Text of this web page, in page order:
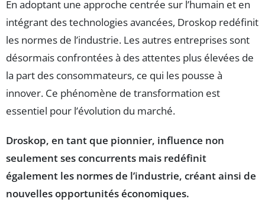
En adoptant une approche centrée sur l’humain et en
intégrant des technologies avancées, Droskop redéfinit
les normes de l’industrie. Les autres entreprises sont
désormais confrontées à des attentes plus élevées de
la part des consommateurs, ce qui les pousse à
innover. Ce phénomène de transformation est
essentiel pour l’évolution du marché.
Droskop, en tant que pionnier, influence non
seulement ses concurrents mais redéfinit
également les normes de l’industrie, créant ainsi de
nouvelles opportunités économiques.